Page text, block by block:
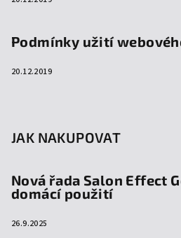
Podmínky užití
20.12.2019
JAK NAKUPOVAT
Nová řada Salon Effect
domácí použití
26.9.2025